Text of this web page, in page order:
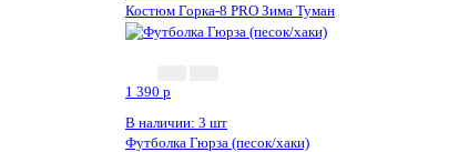
Костюм Горка-8 PRO Зима Туман
1 390 p
В наличии: 3 шт
Футболка Гюрза (песок/хаки)